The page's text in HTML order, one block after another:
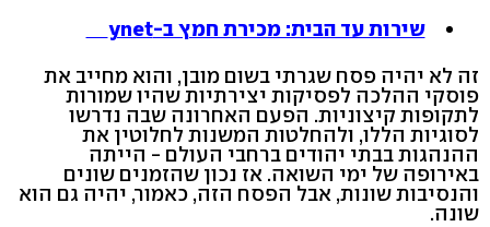
שירות עד הבית: מכירת חמץ ב-ynet
זה לא יהיה פסח שגרתי בשום מובן, והוא מחייב את
פוסקי ההלכה לפסיקות יצירתיות שהיו שמורות
לתקופות קיצוניות. הפעם האחרונה שבה נדרשו
לסוגיות הללו, ולהחלטות המשנות לחלוטין את
ההנהגות בבתי יהודים ברחבי העולם - הייתה
באירופה של ימי השואה. אז נכון שהזמנים שונים
והנסיבות שונות, אבל הפסח הזה, כאמור, יהיה גם הוא
שונה.